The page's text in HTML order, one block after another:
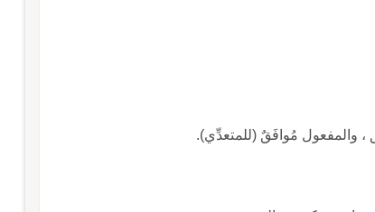
، والمفعول مُوافَقٌ (للمتعدِّي).